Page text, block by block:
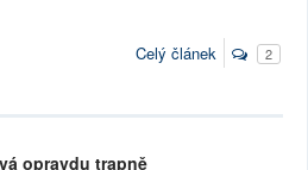
Celý článek 2
opravdu trapně